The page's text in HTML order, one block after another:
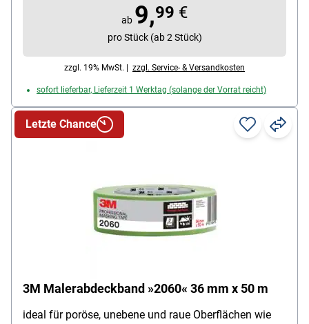
Schnellverschluss / Gurt verstellbar / Gurtlänge ohne
Schnallen 120 cm / Gurtlänge mit Schnallen 100 cm /
Gürtel austauschbar, Öffung Durchmesser: ca. 15 cm,
Material: Polyester / Nylon, Farbe: schwarz / grau,
Lieferumfang: 1 Werkzeugtasche
ab 9,99 €
pro Stück (ab 2 Stück)
zzgl. 19% MwSt. | zzgl. Service- & Versandkosten
sofort lieferbar, Lieferzeit 1 Werktag (solange der Vorrat reicht)
3M Malerabdeckband »2060« 36 mm x 50 m
ideal für poröse, unebene und raue Oberflächen wie
Letzte Chance